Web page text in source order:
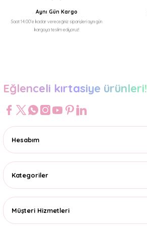
Aynı Gün Kargo
Saat 14:00'e kadar vereceğiniz siparişleri aynı gün
kargoya teslim ediyoruz!
Eğlenceli kırtasiye ürünleri!
Hesabım
Kategoriler
Müşteri Hizmetleri